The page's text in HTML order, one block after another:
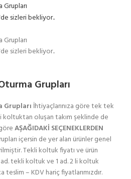
Grupları
Grupları İhtiyaçlarınıza göre tek tek
oluşan takım şeklinde de
AŞAĞIDAKİ SEÇENEKLERDEN
içersin de yer alan ürünler genel
Tekli koltuk fiyatı ve ürün
ad. tekli koltuk ve 1 ad. 2 li koltuk
teslim – KDV hariç fiyatlarımızdır.